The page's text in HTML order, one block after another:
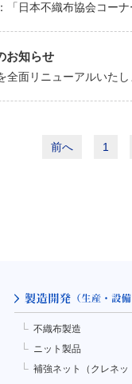
「日本不織布協会コー
お知らせ
全面リニューアルいた
前へ 1
不織布製造
ニット製品
補強ネット（クレネッ